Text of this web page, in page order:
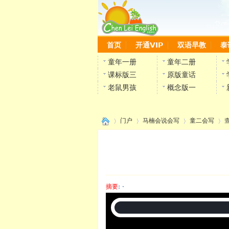
首页 开通VIP 双语早教 泰
童年一册 童年二册
课标版三
原版童话
老鼠男孩
概念版一
陈雷
门户 马楠会说会写 童二会写
摘要: ·